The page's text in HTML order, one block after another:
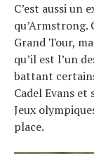
C’est aussi un
qu’Armstrong.
Grand Tour,
qu’il est l’un
battant
Cadel Evans
Jeux
place.